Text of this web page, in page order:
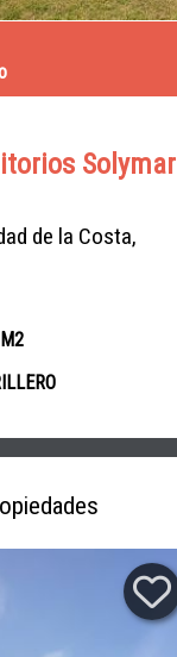
Solymar
de la Costa,
M2